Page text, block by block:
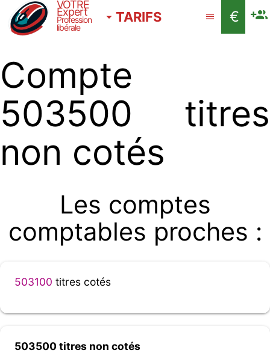
VOTRE
Expert
Profession
libérale
TARIFS €
Compte
503500 titres
non cotés
Les comptes
comptables proches :
503100 titres cotés
503500 titres non cotés